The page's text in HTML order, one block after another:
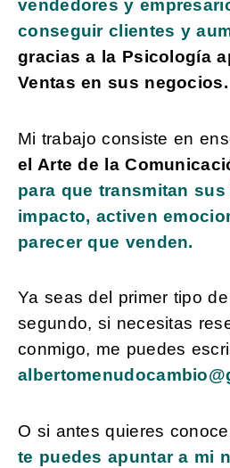
vendedores y
conseguir clientes y
gracias a la Psicología
Ventas en sus negocios.
Mi trabajo consiste en
el Arte de la
para que transmitan
impacto, activen
parecer que venden.
Ya seas del primer tipo
segundo, si necesitas
conmigo, me puedes
O si antes quieres
te puedes apuntar a mi